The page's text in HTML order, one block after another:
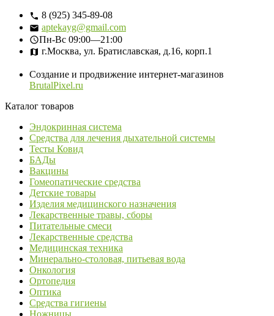
8 (925) 345-89-08
aptekayg@gmail.com
Пн-Вс 09:00—21:00
г.Москва, ул. Братиславская, д.16, корп.1
Создание и продвижение интернет-магазинов
BrutalPixel.ru
Каталог товаров
Эндокринная система
Средства для лечения дыхательной системы
Тесты Ковид
БАДы
Вакцины
Гомеопатические средства
Детские товары
Изделия медицинского назначения
Лекарственные травы, сборы
Питательные смеси
Лекарственные средства
Медицинская техника
Минерально-столовая, питьевая вода
Онкология
Ортопедия
Оптика
Средства гигиены